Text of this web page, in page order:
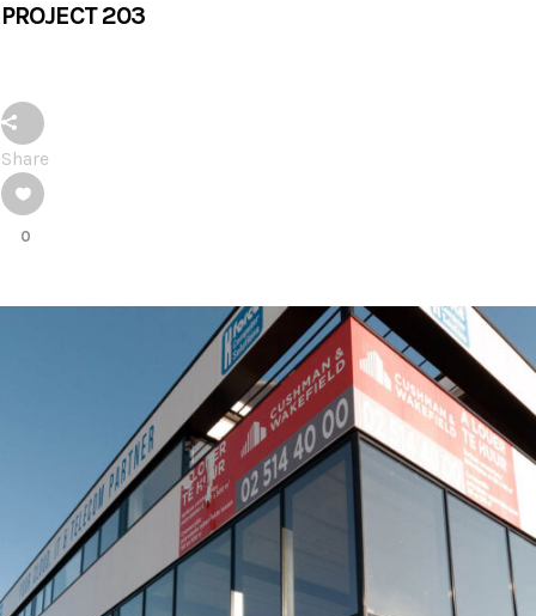
PROJECT 203
Share
0